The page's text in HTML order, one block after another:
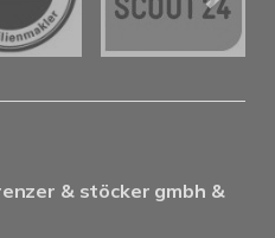
& stöcker gmbh &